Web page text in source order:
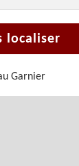
localiser
Garnier